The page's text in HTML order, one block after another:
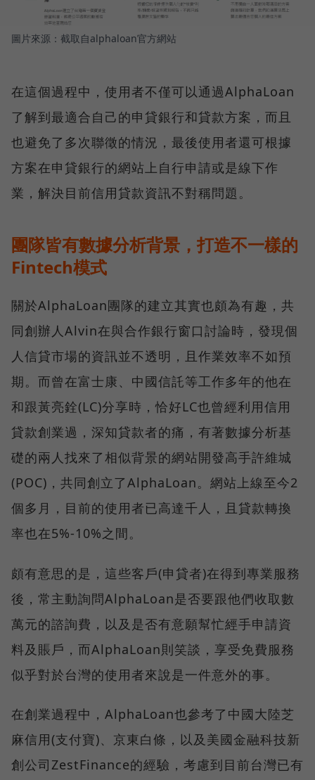
圖片來源：截取自alphaloan官方網站
在這個過程中，使用者不僅可以通過AlphaLoan
了解到最適合自己的申貸銀行和貸款方案，而且
也避免了多次聯徵的情況，最後使用者還可根據
方案在申貸銀行的網站上自行申請或是線下作
業，解決目前信用貸款資訊不對稱問題。
團隊皆有數據分析背景，打造不一樣的
Fintech模式
關於AlphaLoan團隊的建立其實也頗為有趣，共
同創辦人Alvin在與合作銀行窗口討論時，發現個
人信貸市場的資訊並不透明，且作業效率不如預
期。而曾在富士康、中國信託等工作多年的他在
和跟黃亮銓(LC)分享時，恰好LC也曾經利用信用
貸款創業過，深知貸款者的痛，有著數據分析基
礎的兩人找來了相似背景的網站開發高手許維城
(POC)，共同創立了AlphaLoan。網站上線至今2
個多月，目前的使用者已高達千人，且貸款轉換
率也在5%-10%之間。
頗有意思的是，這些客戶(申貸者)在得到專業服務
後，常主動詢問AlphaLoan是否要跟他們收取數
萬元的諮詢費，以及是否有意願幫忙經手申請資
料及賬戶，而AlphaLoan則笑談，享受免費服務
似乎對於台灣的使用者來說是一件意外的事。
在創業過程中，AlphaLoan也參考了中國大陸芝
麻信用(支付寶)、京東白條，以及美國金融科技新
創公司ZestFinance的經驗，考慮到目前台灣已有